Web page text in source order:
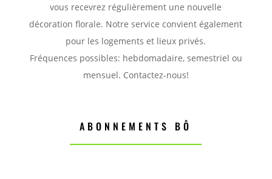
vous recevrez régulièrement une nouvelle
décoration florale. Notre service convient également
pour les logements et lieux privés.
Fréquences possibles: hebdomadaire, semestriel ou
mensuel. Contactez-nous!
ABONNEMENTS BÔ